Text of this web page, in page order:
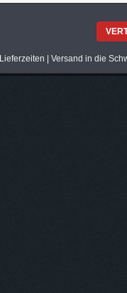
Lieferzeiten Versand in die